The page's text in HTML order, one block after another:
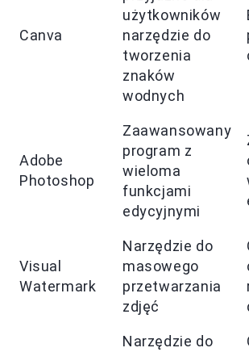
Canva
użytkowników
narzędzie do
tworzenia
znaków
wodnych
Adobe
Photoshop
Zaawansowany
program z
wieloma
funkcjami
edycyjnymi
Visual
Watermark
Narzędzie do
masowego
przetwarzania
zdjęć
Narzędzie do